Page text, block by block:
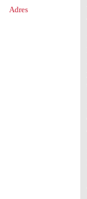
Adres